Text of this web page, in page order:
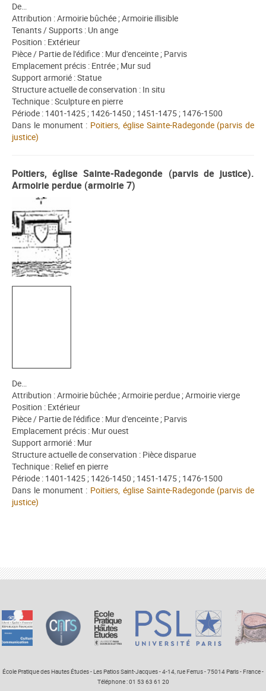
De…
Attribution : Armoirie bûchée ; Armoirie illisible
Tenants / Supports : Un ange
Position : Extérieur
Pièce / Partie de l'édifice : Mur d'enceinte ; Parvis
Emplacement précis : Entrée ; Mur sud
Support armorié : Statue
Structure actuelle de conservation : In situ
Technique : Sculpture en pierre
Période : 1401-1425 ; 1426-1450 ; 1451-1475 ; 1476-1500
Dans le monument : Poitiers, église Sainte-Radegonde (parvis de
justice)
Poitiers, église Sainte-Radegonde (parvis de justice).
Armoirie perdue (armoirie 7)
De…
Attribution : Armoirie bûchée ; Armoirie perdue ; Armoirie vierge
Position : Extérieur
Pièce / Partie de l'édifice : Mur d'enceinte ; Parvis
Emplacement précis : Mur ouest
Support armorié : Mur
Structure actuelle de conservation : Pièce disparue
Technique : Relief en pierre
Période : 1401-1425 ; 1426-1450 ; 1451-1475 ; 1476-1500
Dans le monument : Poitiers, église Sainte-Radegonde (parvis de
justice)
École Pratique des Hautes Études - Les Patios Saint-Jacques - 4-14, rue Ferrus - 75014 Paris - France -
Téléphone : 01 53 63 61 20